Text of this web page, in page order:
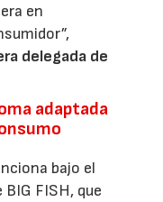
en
delegada de
adaptada
bajo el
FISH, que